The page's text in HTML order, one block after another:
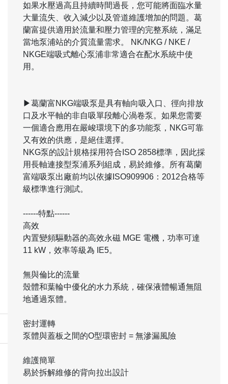
如果水壓過高且持續時間過長，您可能將面臨水量
大量流失、收入減少以及管道維護增加的問題。葛
蘭富提供適用於流量和壓力管理的完整系統，滿足
當地泵浦站的介質流量需求。 NK/NKG / NKE /
NKGE端吸式離心泵浦非常適合在配水系統中使
用。
▶葛蘭富NKG端吸泵是具有軸向吸入口、徑向排放
口及水平軸的非自吸單段離心渦卷泵。如果您需要
一個適合應用在嚴峻環境下的多功能泵，NKG可靠
又有效的供應，是絕佳選擇。
NKG泵的設計規格採用符合ISO 2858標準，因此採
用長軸連接型泵浦系列組成，易於維修。所有葛蘭
富端吸泵出廠前均以依據ISO909906：2012合格等
級標準進行測試。
------特點------
高效
內置變頻驅動器的高效永磁 MGE 電機，功率可達
11 kW，效率等級為 IE5。
無與倫比的流量
殼體和葉輪中優化的水力系統，確保液體暢通無阻
地通過泵體。
密封運轉
泵體與蓋板之間的O型環密封 = 無滲漏風險
維護簡單
易於拆解維修的背向拉出設計